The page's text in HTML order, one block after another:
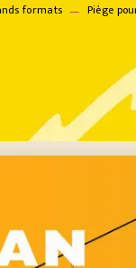
formats — Piège